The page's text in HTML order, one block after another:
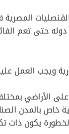
حتى تعم
ويجب العمل
الأراضي
المدنية خاص
يكون ذات